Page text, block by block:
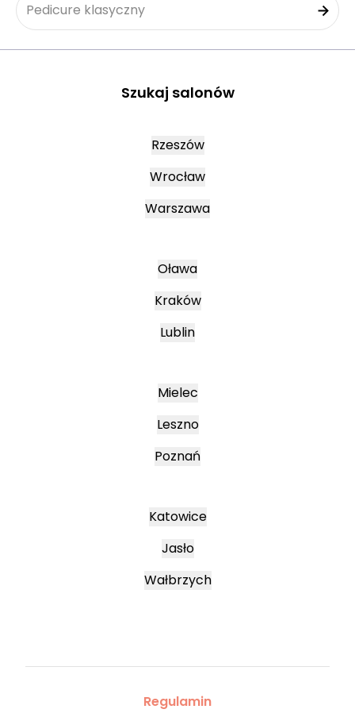
Pedicure klasyczny
Szukaj salonów
Rzeszów
Wrocław
Warszawa
Oława
Kraków
Lublin
Mielec
Leszno
Poznań
Katowice
Jasło
Wałbrzych
Regulamin